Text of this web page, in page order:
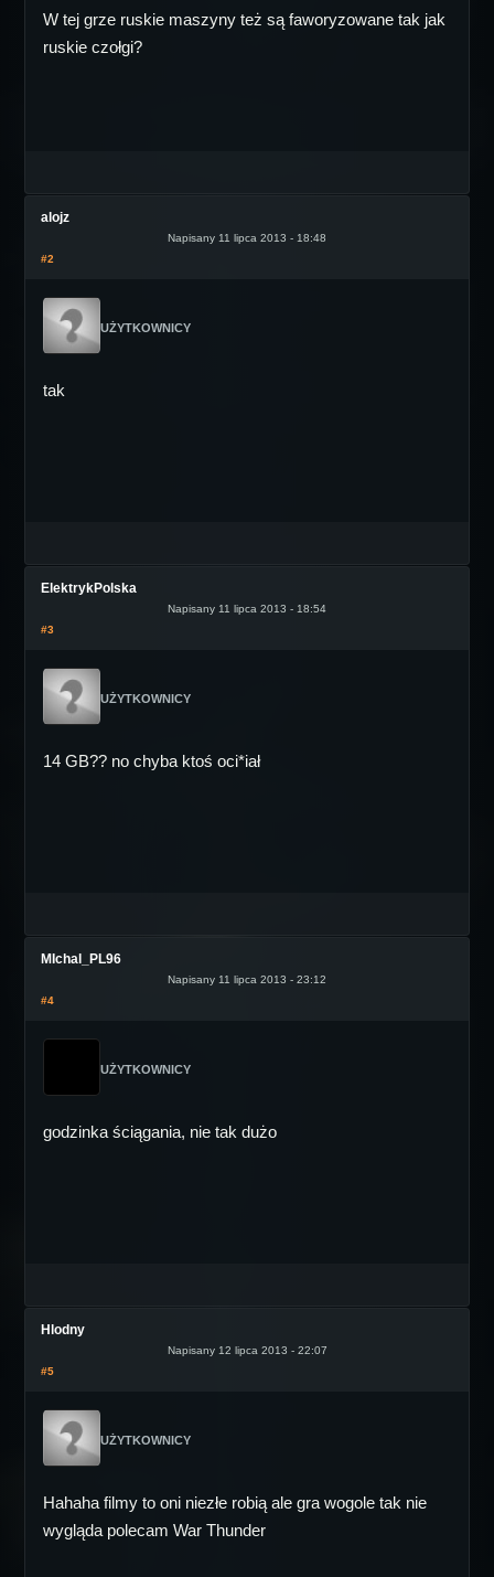
W tej grze ruskie maszyny też są faworyzowane tak jak
ruskie czołgi?
alojz
Napisany 11 lipca 2013 - 18:48
#2
UŻYTKOWNICY
tak
ElektrykPolska
Napisany 11 lipca 2013 - 18:54
#3
UŻYTKOWNICY
14 GB?? no chyba ktoś oci*iał
MIchal_PL96
Napisany 11 lipca 2013 - 23:12
#4
UŻYTKOWNICY
godzinka ściągania, nie tak dużo
Hlodny
Napisany 12 lipca 2013 - 22:07
#5
UŻYTKOWNICY
Hahaha filmy to oni niezłe robią ale gra wogole tak nie
wygląda polecam War Thunder